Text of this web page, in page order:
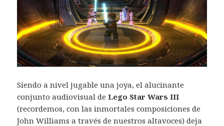
Siendo a nivel jugable una joya, el alucinante
conjunto audiovisual deLego Star Wars III
(recordemos, con las inmortales composiciones de
John Williams a través de nuestros altavoces) deja